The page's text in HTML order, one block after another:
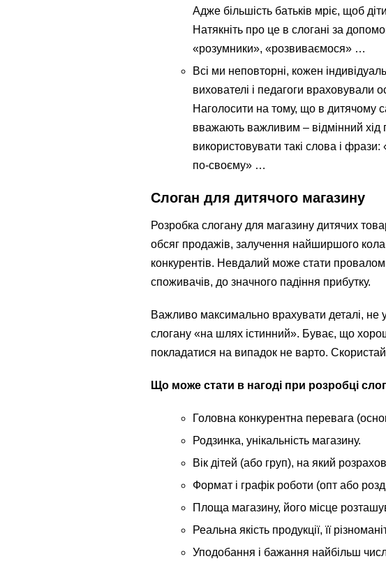
Адже більшість батьків мріє, щоб
Натякніть про це в слогані за
«розумники», «розвиваємося» …
Всі ми неповторні, кожен
вихователі і педагоги враховували
Наголосити на тому, що в дитячому
вважають важливим – відмінний хід
використовувати такі слова і фрази:
по-своєму» …
Слоган для дитячого магазину
Розробка слогану для магазину дитячих
обсяг продажів, залучення найширшого
конкурентів. Невдалий може стати
споживачів, до значного падіння прибутку.
Важливо максимально врахувати деталі, не
слогану «на шлях істинний». Буває, що
покладатися на випадок не варто.
Що може стати в нагоді при розробці
Головна конкурентна перевага
Родзинка, унікальність магазину.
Вік дітей (або груп), на який
Формат і графік роботи (опт або
Площа магазину, його місце
Реальна якість продукції, її
Уподобання і бажання найбільш